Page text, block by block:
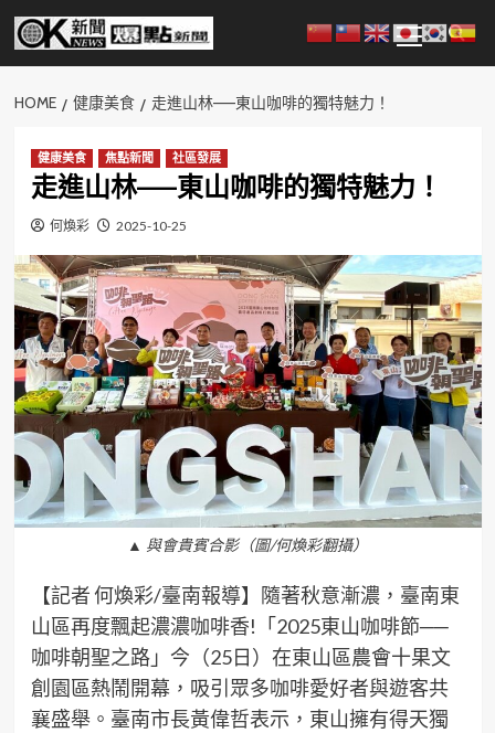
Skip
content
Menu
HOME 健康美食 走進山林——東山咖啡的獨特魅力！
健康美食 焦點新聞 社區發展
走進山林——東山咖啡的獨特魅力！
何煥彩 2025-10-25
▲ 與會貴賓合影（圖/何煥彩翻攝）
【記者 何煥彩/臺南報導】隨著秋意漸濃，臺南東
山區再度飄起濃濃咖啡香!「2025東山咖啡節──
咖啡朝聖之路」今（25日）在東山區農會十果文
創園區熱鬧開幕，吸引眾多咖啡愛好者與遊客共
襄盛舉。臺南市長黃偉哲表示，東山擁有得天獨